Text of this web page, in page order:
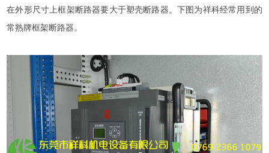
在外形尺寸上框架断路器要大于塑壳断路器。下图为祥科经常用到的
常熟牌框架断路器。